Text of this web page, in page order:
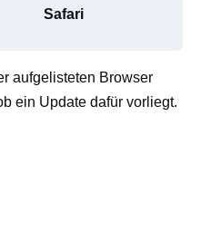
Safari
aufgelisteten Browser
ein Update dafür vorliegt.